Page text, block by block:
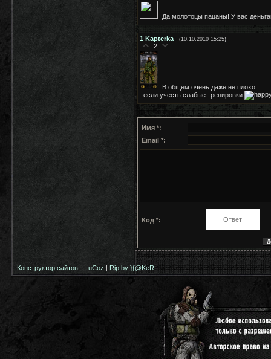
Да молотоцы пацаны! У вас
1 Kapterka (10.10.2010 15:25)
2
В общем очень даже не плохо
. если учесть слабые тренировки
Имя *:
Email *:
Код *:
Конструктор сайтов — uCoz | Rip by }{@KeR